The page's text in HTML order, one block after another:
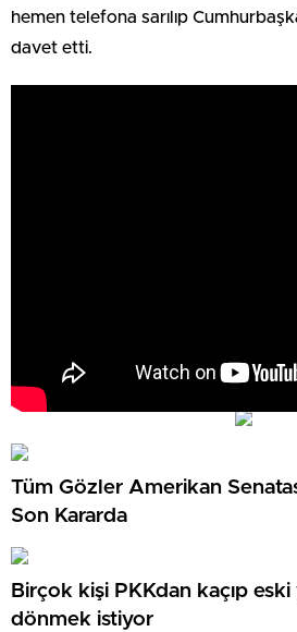
hemen telefona sarılıp
davet etti.
Tüm Gözler Amerikan
Son Kararda
Birçok kişi PKKdan kaçıp eski
dönmek istiyor